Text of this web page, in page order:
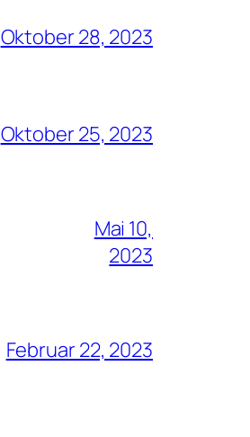
Oktober 28, 2023
Oktober 25, 2023
Mai 10,
2023
Februar 22, 2023